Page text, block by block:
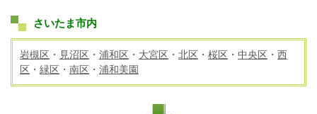
さいたま市内
岩槻区 ・ 見沼区 ・ 浦和区 ・ 大宮区 ・ 北区 ・ 桜区 ・ 中央区 ・ 西
区 ・ 緑区 ・ 南区 ・ 浦和美園